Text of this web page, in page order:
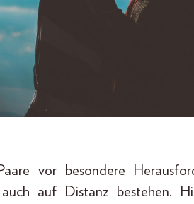
vor besondere
auf Distanz bestehen.